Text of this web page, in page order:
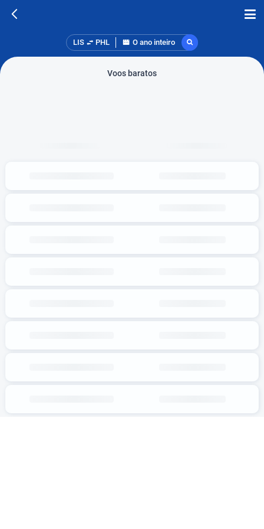
LIS PHL O ano inteiro
Voos baratos